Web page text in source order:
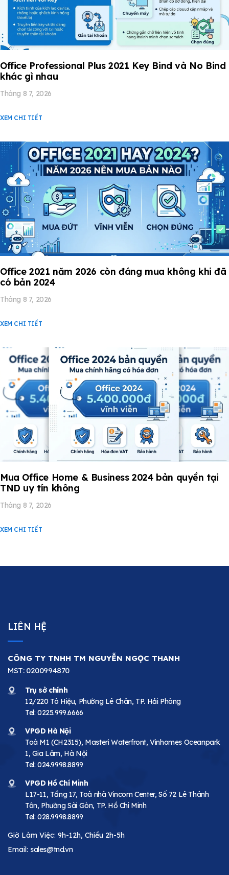
Office Professional Plus 2021 Key Bind và No Bind
khác gì nhau
Tháng 8 7, 2026
XEM CHI TIẾT
Office 2021 năm 2026 còn đáng mua không khi đã
có bản 2024
Tháng 8 7, 2026
XEM CHI TIẾT
Mua Office Home & Business 2024 bản quyền tại
TND uy tín không
Tháng 8 7, 2026
XEM CHI TIẾT
LIÊN HỆ
CÔNG TY TNHH TM NGUYỄN NGỌC THANH
MST: 0200994870
Trụ sở chính
12/220 Tô Hiệu, Phường Lê Chân, TP. Hải Phòng
Tel: 0225.999.6666
VPGD Hà Nội
Toà M1 (CH2315), Masteri Waterfront, Vinhomes Oceanpark
1, Gia Lâm, Hà Nội
Tel: 024.9998.8899
VPGD Hồ Chí Minh
L17-11, Tầng 17, Toà nhà Vincom Center, Số 72 Lê Thánh
Tôn, Phường Sài Gòn, TP. Hồ Chí Minh
Tel: 028.9998.8899
Giờ Làm Việc: 9h-12h, Chiều 2h-5h
Email: sales@tnd.vn